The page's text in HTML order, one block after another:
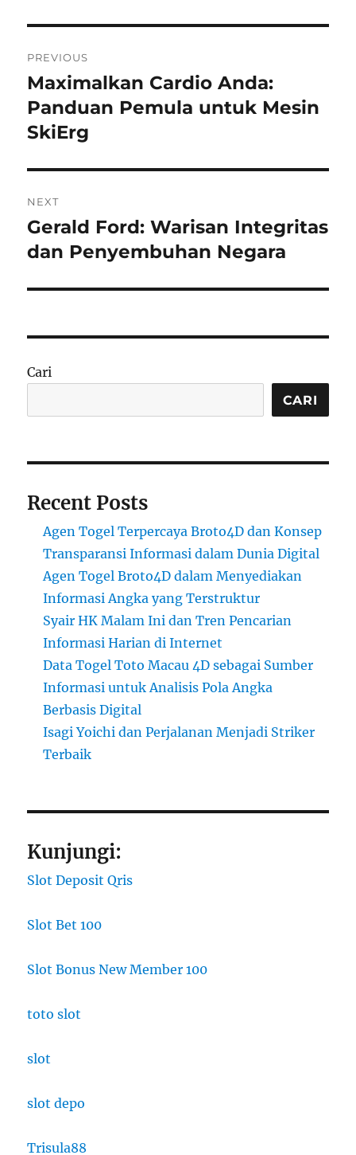
pos
PREVIOUS
Previous
post:
Maximalkan Cardio Anda:
Panduan Pemula untuk Mesin
SkiErg
NEXT
Next
post:
Gerald Ford: Warisan Integritas
dan Penyembuhan Negara
Cari
CARI
Recent Posts
Agen Togel Terpercaya Broto4D dan Konsep
Transparansi Informasi dalam Dunia Digital
Agen Togel Broto4D dalam Menyediakan
Informasi Angka yang Terstruktur
Syair HK Malam Ini dan Tren Pencarian
Informasi Harian di Internet
Data Togel Toto Macau 4D sebagai Sumber
Informasi untuk Analisis Pola Angka
Berbasis Digital
Isagi Yoichi dan Perjalanan Menjadi Striker
Terbaik
Kunjungi:
Slot Deposit Qris
Slot Bet 100
Slot Bonus New Member 100
toto slot
slot
slot depo
Trisula88